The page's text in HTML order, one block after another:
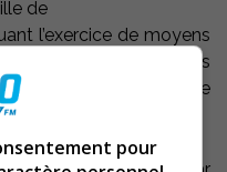
de
l’exercice de moyens
du Syndicat des
Québec, section locale
pour